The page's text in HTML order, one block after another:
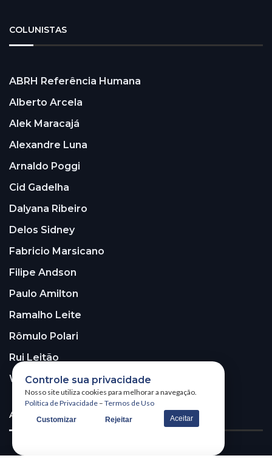
COLUNISTAS
ABRH Referência Humana
Alberto Arcela
Alek Maracajá
Alexandre Luna
Arnaldo Poggi
Cid Gadelha
Dalyana Ribeiro
Delos Sidney
Fabricio Marsicano
Filipe Andson
Paulo Amilton
Ramalho Leite
Rômulo Polari
Rui Leitão
Walter Santos
ASSINE A NOSSA NEWSLETTER!
Controle sua privacidade
Nosso site utiliza cookies para melhorar a navegação.
Política de Privacidade – Termos de Uso
Customizar Rejeitar Aceitar